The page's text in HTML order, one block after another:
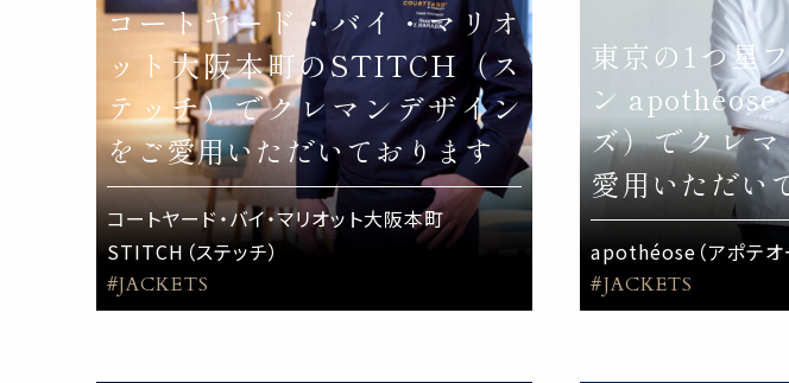
コートヤード・バイ・マリオ
ット大阪本町のSTITCH（ス
テッチ）でクレマンデザイン
をご愛用いただいております
コートヤード・バイ・マリオット大阪本町
STITCH（ステッチ）
#JACKETS
東京の1つ星
ン
ズ）でクレ
愛用いただい
apothéose（アポテオ
#JACKETS